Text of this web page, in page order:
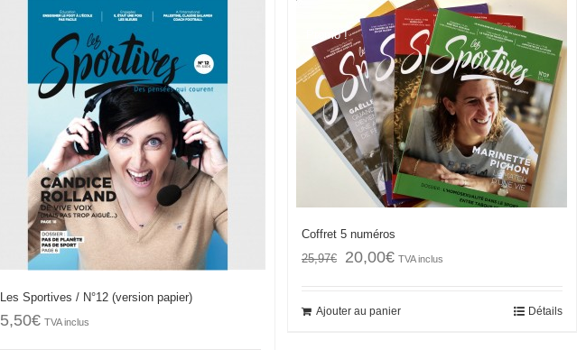
Les Sportives / N°12 (version papier)
5,50€ TVA inclus
Promo !
Coffret 5 numéros
25,97€ 20,00€ TVA inclus
Ajouter au panier Détails